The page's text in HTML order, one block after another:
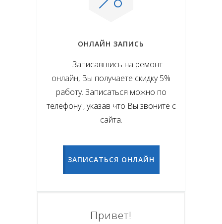
ОНЛАЙН ЗАПИСЬ
Записавшись на ремонт
онлайн, Вы получаете скидку 5%
работу. Записаться можно по
телефону , указав что Вы звоните с
сайта.
ЗАПИСАТЬСЯ ОНЛАЙН
Привет!